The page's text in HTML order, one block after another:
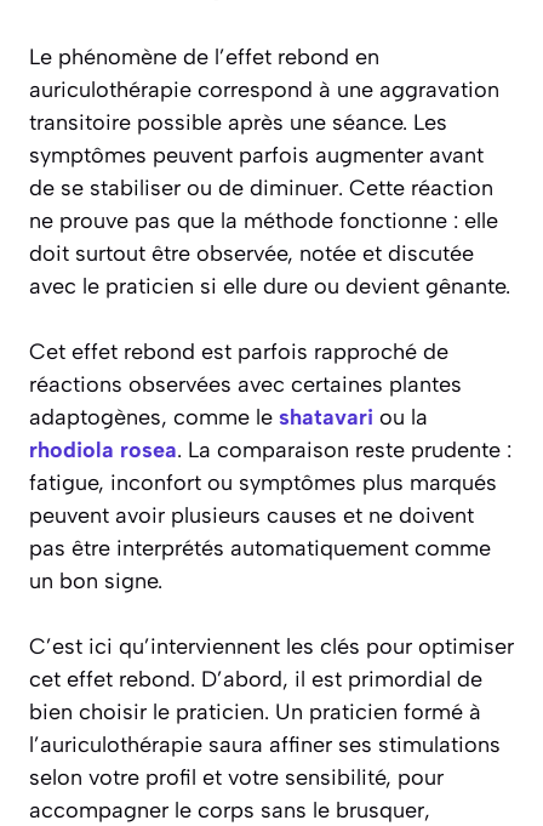
Le phénomène de l’effet rebond en
auriculothérapie correspond à une aggravation
transitoire possible après une séance. Les
symptômes peuvent parfois augmenter avant
de se stabiliser ou de diminuer. Cette réaction
ne prouve pas que la méthode fonctionne : elle
doit surtout être observée, notée et discutée
avec le praticien si elle dure ou devient gênante.
Cet effet rebond est parfois rapproché de
réactions observées avec certaines plantes
adaptogènes, comme le shatavari ou la
rhodiola rosea. La comparaison reste prudente :
fatigue, inconfort ou symptômes plus marqués
peuvent avoir plusieurs causes et ne doivent
pas être interprétés automatiquement comme
un bon signe.
C’est ici qu’interviennent les clés pour optimiser
cet effet rebond. D’abord, il est primordial de
bien choisir le praticien. Un praticien formé à
l’auriculothérapie saura affiner ses stimulations
selon votre profil et votre sensibilité, pour
accompagner le corps sans le brusquer,